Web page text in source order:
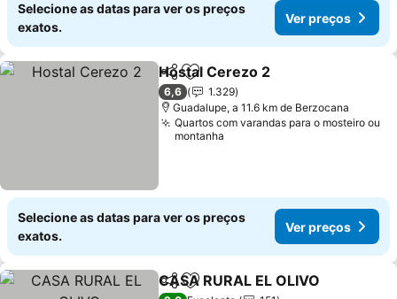
Selecione as datas para ver os preços
exatos.
Ver preços
PartilharAdicionar aos favoritos
Hostal Cerezo 2
6,6
1.329
Guadalupe, a 11.6 km de Berzocana
Quartos com varandas para o mosteiro ou
montanha
Selecione as datas para ver os preços
exatos.
Ver preços
PartilharAdicionar aos favoritos
CASA RURAL EL OLIVO